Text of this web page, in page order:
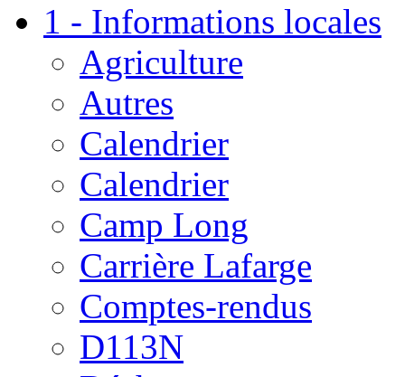
1 - Informations locales
Agriculture
Autres
Calendrier
Calendrier
Camp Long
Carrière Lafarge
Comptes-rendus
D113N